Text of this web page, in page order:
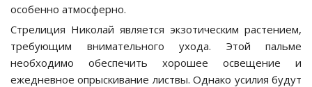
особенно атмосферно.
Стрелиция Николай является экзотическим растением,
требующим внимательного ухода. Этой пальме
необходимо обеспечить хорошее освещение и
ежедневное опрыскивание листвы. Однако усилия будут